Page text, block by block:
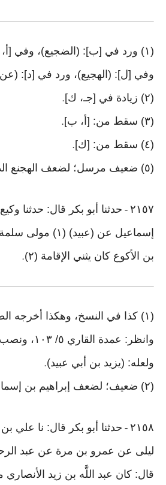
(١) ورد في [ب]: (الضجيع)، وفي [أ،
وفي [ل]: (الهجيع)، ورد في [د]: (عن
(٢) زيادة في [جـ، ك] .
(٣) سقط من: [أ، ب] .
(٤) سقط من: [ك] .
(٥) ضعيف مرسل؛ لضعف الهجنع الذي لم يرو عن علي
٢١٥٧ - حدثنا أبو بكر قال: حدثنا
إسماعيل عن (عبيد)
بن الأكوع كان يثني الإقامة (٢)
.
ولعله: (يزيد بن أبي عبيد).
(٢) ضعيف؛ لضعف إبراهيم بن إسماعيل كان مجمع
٢١٥٨ - حدثنا أبو بكر قال: نا علي
ليلى عن عمرو بن مرة عن عبد
قال: كان عبد اللَّه بن زيد